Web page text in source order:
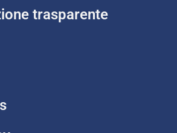
trasparente